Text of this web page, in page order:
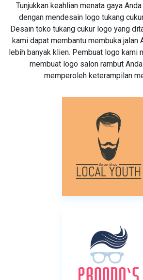
Tunjukkan keahlian menata gaya
dengan mendesain logo tukang
Desain toko tukang cukur logo yang
kami dapat membantu membuka jalan
lebih banyak klien. Pembuat logo kami
membuat logo salon rambut
memperoleh keterampilan